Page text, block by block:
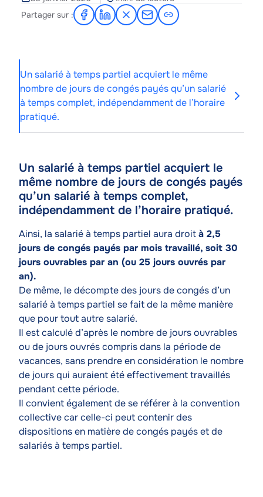
de
lecture
Partager sur :
Partager
sur
Partager
sur
Partager
sur
Partager
par
Un salarié à temps partiel acquiert le même
nombre de jours de congés payés qu’un salarié
à temps complet, indépendamment de l’horaire
pratiqué.
Contenu
de
l'article
Un salarié à temps partiel acquiert le
même nombre de jours de congés payés
qu’un salarié à temps complet,
indépendamment de l’horaire pratiqué.
Texte
Ainsi, la salarié à temps partiel aura droità 2,5
jours de congés payés par mois travaillé, soit 30
jours ouvrables par an (ou 25 jours ouvrés par
an).
De même, le décompte des jours de congés d’un
salarié à temps partiel se fait de la même manière
que pour tout autre salarié.
Il est calculé d’après le nombre de jours ouvrables
ou de jours ouvrés compris dans la période de
vacances, sans prendre en considération le nombre
de jours qui auraient été effectivement travaillés
pendant cette période.
Il convient également de se référer à la convention
collective car celle-ci peut contenir des
dispositions en matière de congés payés et de
salariés à temps partiel.